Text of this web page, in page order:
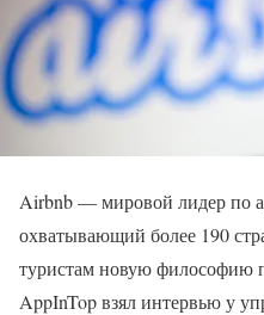
Airbnb — мировой лидер по
охватывающий более 190
туристам новую философию
AppInTop взял интервью у